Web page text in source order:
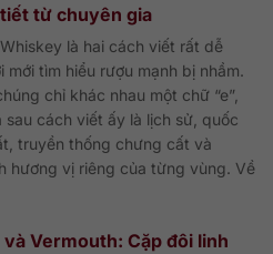
từ chuyên gia
là hai cách viết rất dễ
mới tìm hiểu rượu mạnh bị nhầm.
chỉ khác nhau một chữ “e”,
sau cách viết ấy là lịch sử, quốc
truyền thống chưng cất và
hương vị riêng của từng vùng. Về
và Vermouth: Cặp đôi linh